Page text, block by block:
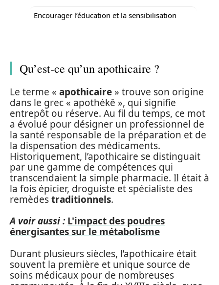
Encourager l’éducation et la sensibilisation
Qu’est-ce qu’un apothicaire ?
Le terme « apothicaire » trouve son origine
dans le grec « apothékê », qui signifie
entrepôt ou réserve. Au fil du temps, ce mot
a évolué pour désigner un professionnel de
la santé responsable de la préparation et de
la dispensation des médicaments.
Historiquement, l’apothicaire se distinguait
par une gamme de compétences qui
transcendaient la simple pharmacie. Il était à
la fois épicier, droguiste et spécialiste des
remèdestraditionnels.
A voir aussi : L'impact des poudres
énergisantes sur le métabolisme
Durant plusieurs siècles, l’apothicaire était
souvent la première et unique source de
soins médicaux pour de nombreuses